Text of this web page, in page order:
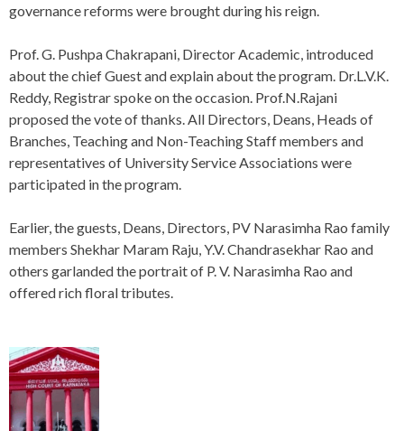
governance reforms were brought during his reign.
Prof. G. Pushpa Chakrapani, Director Academic, introduced
about the chief Guest and explain about the program. Dr.L.V.K.
Reddy, Registrar spoke on the occasion. Prof.N.Rajani
proposed the vote of thanks. All Directors, Deans, Heads of
Branches, Teaching and Non-Teaching Staff members and
representatives of University Service Associations were
participated in the program.
Earlier, the guests, Deans, Directors, PV Narasimha Rao family
members Shekhar Maram Raju, Y.V. Chandrasekhar Rao and
others garlanded the portrait of P. V. Narasimha Rao and
offered rich floral tributes.
P
o